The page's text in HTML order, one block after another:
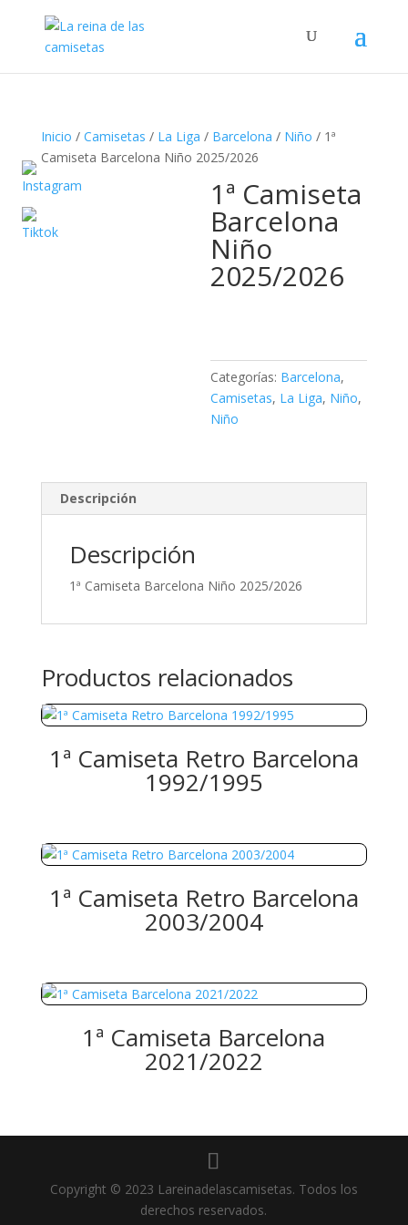
Búsqueda
Inicio / Camisetas / La Liga / Barcelona / Niño / 1ª
Camiseta Barcelona Niño 2025/2026
1ª Camiseta
Barcelona
Niño
2025/2026
Categorías: Barcelona,
Camisetas, La Liga, Niño,
Niño
Descripción
Descripción
1ª Camiseta Barcelona Niño 2025/2026
Productos relacionados
1ª Camiseta Retro Barcelona
1992/1995
1ª Camiseta Retro Barcelona
2003/2004
1ª Camiseta Barcelona
2021/2022
Copyright © 2023 Lareinadelascamisetas. Todos los
derechos reservados.